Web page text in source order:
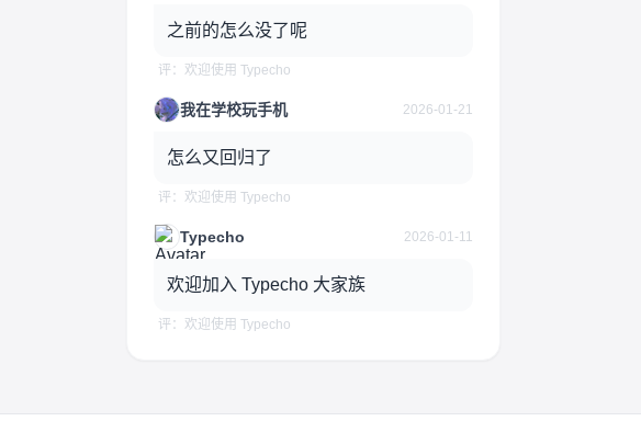
之前的怎么没了呢
评：欢迎使用 Typecho
我在学校玩手机 2026-01-21
怎么又回归了
评：欢迎使用 Typecho
Typecho 2026-01-11
欢迎加入 Typecho 大家族
评：欢迎使用 Typecho